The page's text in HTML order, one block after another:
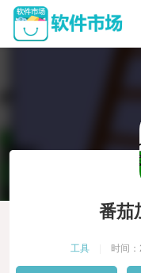
番茄
工具 时间